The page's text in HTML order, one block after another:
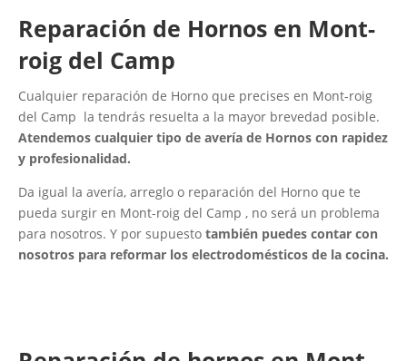
Reparación de Hornos en Mont-
roig del Camp
Cualquier reparación de Horno que precises en Mont-roig
del Camp la tendrás resuelta a la mayor brevedad posible.
Atendemos cualquier tipo de avería de Hornos con rapidez
y profesionalidad.
Da igual la avería, arreglo o reparación del Horno que te
pueda surgir en Mont-roig del Camp , no será un problema
para nosotros. Y por supuesto también puedes contar con
nosotros para reformar los electrodomésticos de la cocina.